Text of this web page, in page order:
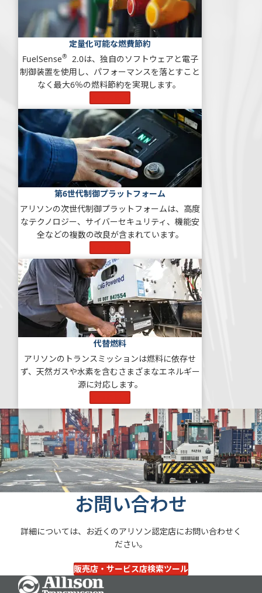
定量化可能な燃費節約
FuelSense®2.0は、独自のソフトウェアと電子
制御装置を使用し、パフォーマンスを落とすこと
なく最大6％の燃料節約を実現します。
第6世代制御プラットフォーム
アリソンの次世代制御プラットフォームは、高度
なテクノロジー、サイバーセキュリティ、機能安
全などの複数の改良が含まれています。
代替燃料
アリソンのトランスミッションは燃料に依存せ
ず、天然ガスや水素を含むさまざまなエネルギー
源に対応します。
お問い合わせ
詳細については、お近くのアリソン認定店にお問い合わせく
ださい。
販売店・サービス店検索ツール
Go Home